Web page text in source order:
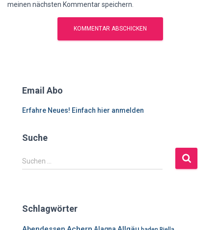
meinen nächsten Kommentar speichern.
Email Abo
Erfahre Neues! Einfach hier anmelden
Suche
S
u
n
Suchen …
Schlagwörter